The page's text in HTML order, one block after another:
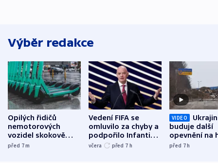
Výběr redakce
Opilých řidičů
nemotorových
vozidel skokově
přibylo, nejvíc ve
před 7m
Vedení FIFA se
omluvilo za chyby a
podpořilo Infantina.
UEFA trvá na
včera před 7 h
VIDEO
buduje další
opevnění na
s Běloruskem
před 7h